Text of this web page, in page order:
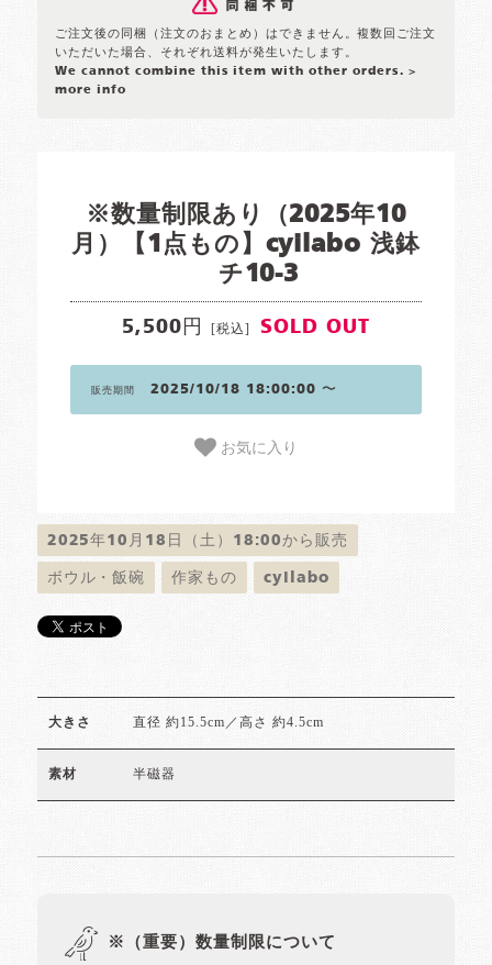
ご注文後の同梱（注文のおまとめ）はできません。複数回ご注文
いただいた場合、それぞれ送料が発生いたします。
We cannot combine this item with other orders. >
more info
※数量制限あり（2025年10
月）【1点もの】cyilabo 浅鉢
チ10-3
5,500円 [税込] SOLD OUT
販売期間 2025/10/18 18:00:00 〜
お気に入り
2025年10月18日（土）18:00から販売
ボウル・飯碗 作家もの cyilabo
大きさ 直径 約15.5cm／高さ 約4.5cm
素材 半磁器
※（重要）数量制限について